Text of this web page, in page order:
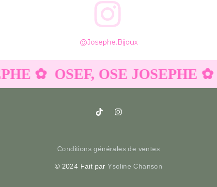
@josephe.bijoux
✿ OSEF, OSE JOSEPHE ✿
Conditions générales de ventes
© 2024 Fait parYsoline Chanson